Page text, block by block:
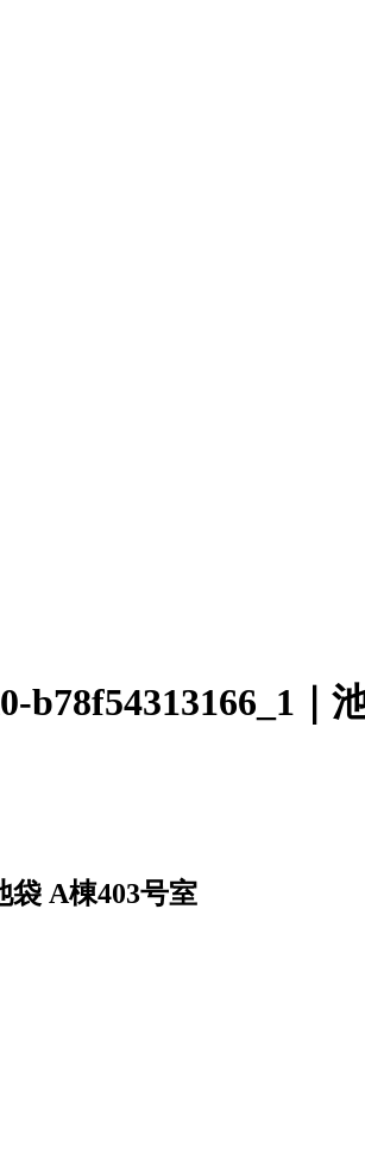
b78f54313166_1
A棟403号室